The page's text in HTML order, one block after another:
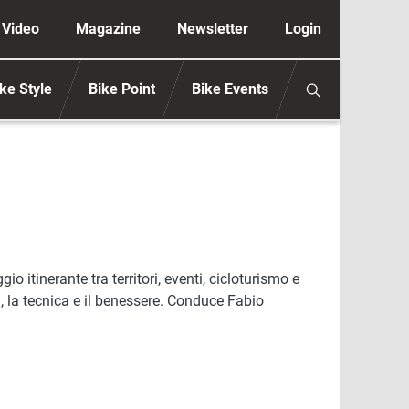
secondaria anonimo
Video Magazine Newsletter Login
Style Bike Point Bike Events
itinerante tra territori, eventi, cicloturismo e
tecnica e il benessere. Conduce Fabio